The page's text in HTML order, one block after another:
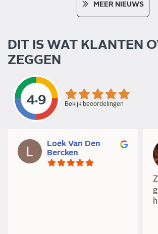
MEER NIEUWS
DIT IS WAT KLANTEN
ZEGGEN
4.9 Bekijk beoordelingen
Loek Van Den
Bercken